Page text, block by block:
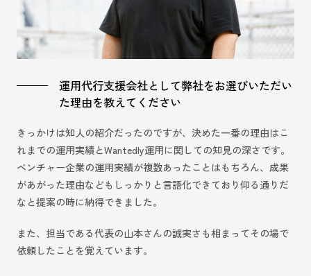
運用代行支援会社として弊社をお選びいただい
た理由を教えてください
きっかけは知人の紹介だったのですが、決めた一番の理由はこ
れまでの運用実績とWantedly運用に関しての知見の深さです。
ベンチャー企業の運用実績が複数あったことはもちろん、成果
があがった理由などもしっかりと言語化できており仰る通りだ
なと提案の時に納得できました。
また、担当である代表の山本さんの誠実さも相まってその場で
依頼したことを覚えています。